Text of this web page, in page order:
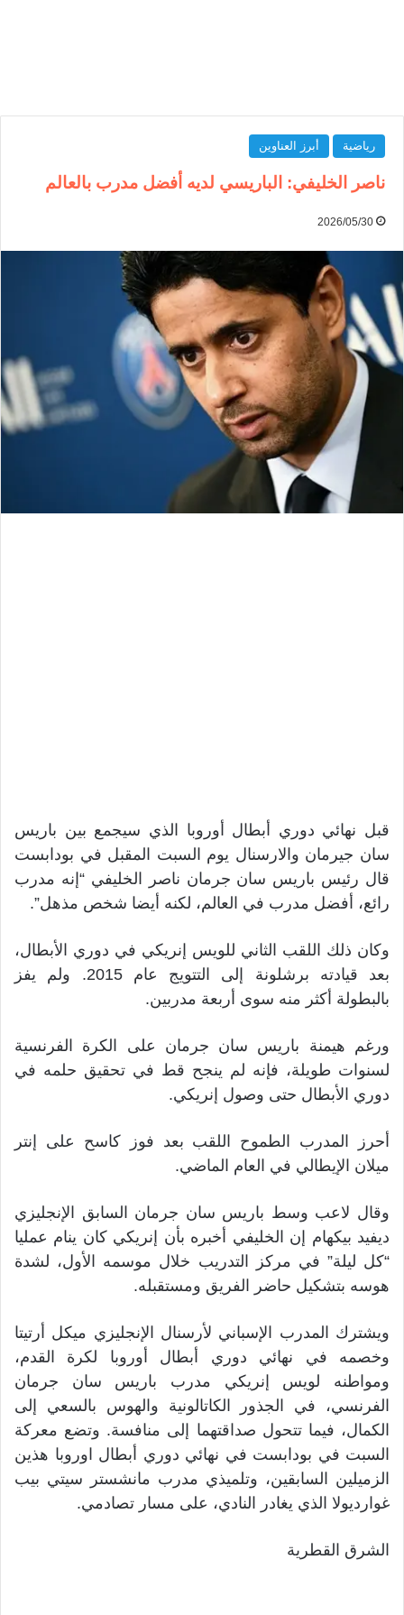
رياضية أبرز العناوين
ناصر الخليفي: الباريسي لديه أفضل مدرب بالعالم
2026/05/30
قبل نهائي دوري أبطال أوروبا الذي سيجمع بين باريس
سان جيرمان والارسنال يوم السبت المقبل في بودابست
قال رئيس باريس سان جرمان ناصر الخليفي “إنه مدرب
رائع، أفضل مدرب في العالم، لكنه أيضا شخص مذهل”.
وكان ذلك اللقب الثاني للويس إنريكي في دوري الأبطال،
بعد قيادته برشلونة إلى التتويج عام 2015. ولم يفز
بالبطولة أكثر منه سوى أربعة مدربين.
ورغم هيمنة باريس سان جرمان على الكرة الفرنسية
لسنوات طويلة، فإنه لم ينجح قط في تحقيق حلمه في
دوري الأبطال حتى وصول إنريكي.
أحرز المدرب الطموح اللقب بعد فوز كاسح على إنتر
ميلان الإيطالي في العام الماضي.
وقال لاعب وسط باريس سان جرمان السابق الإنجليزي
ديفيد بيكهام إن الخليفي أخبره بأن إنريكي كان ينام عمليا
“كل ليلة” في مركز التدريب خلال موسمه الأول، لشدة
هوسه بتشكيل حاضر الفريق ومستقبله.
ويشترك المدرب الإسباني لأرسنال الإنجليزي ميكل أرتيتا
وخصمه في نهائي دوري أبطال أوروبا لكرة القدم،
ومواطنه لويس إنريكي مدرب باريس سان جرمان
الفرنسي، في الجذور الكاتالونية والهوس بالسعي إلى
الكمال، فيما تتحول صداقتهما إلى منافسة. وتضع معركة
السبت في بودابست في نهائي دوري أبطال اوروبا هذين
الزميلين السابقين، وتلميذي مدرب مانشستر سيتي بيب
غوارديولا الذي يغادر النادي، على مسار تصادمي.
الشرق القطرية